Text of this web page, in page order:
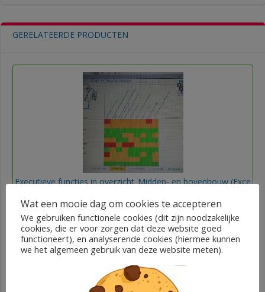
GERELATEERDE PRODUCTEN
Executieve functies in overzicht_Midden- en bovenbouw (Exce
€10,00
Ieder zijn talent
In winkelwagen
Wat een mooie dag om cookies te accepteren
We gebruiken functionele cookies (dit zijn noodzakelijke
cookies, die er voor zorgen dat deze website goed
functioneert), en analyserende cookies (hiermee kunnen
we het algemeen gebruik van deze website meten).